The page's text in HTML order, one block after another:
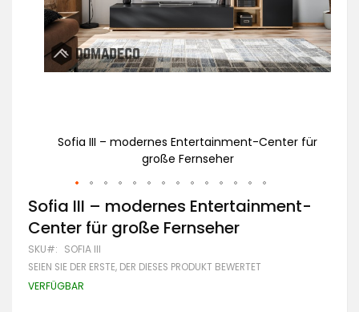
Sofia III – modernes Entertainment-Center für
große Fernseher
Zum
Anfang
der
Bildgalerie
springen
Sofia III – modernes Entertainment-
Center für große Fernseher
SKU SOFIA III
SEIEN SIE DER ERSTE, DER DIESES PRODUKT BEWERTET
VERFÜGBAR